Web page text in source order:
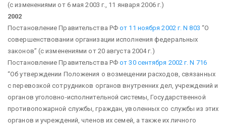
(с изменениями от 6 мая 2003 г., 11 января 2006 г.)
2002
Постановление Правительства РФот 11 ноября 2002 г. N 803 “О
совершенствовании организации исполнения федеральных
законов” (с изменениями от 20 августа 2004 г.)
Постановление Правительства РФот 30 сентября 2002 г. N 716
“Об утверждении Положения о возмещении расходов, связанных
с перевозкой сотрудников органов внутренних дел, учреждений и
органов уголовно-исполнительной системы, Государственной
противопожарной службы, граждан, уволенных со службы из этих
органов и учреждений, членов их семей, а также их личного